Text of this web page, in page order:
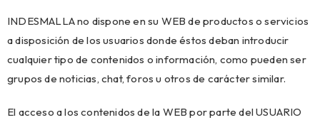
INDESMALLA no dispone en su WEB de productos o servicios
a disposición de los usuarios donde éstos deban introducir
cualquier tipo de contenidos o información, como pueden ser
grupos de noticias, chat, foros u otros de carácter similar.
El acceso a los contenidos de la WEB por parte del USUARIO